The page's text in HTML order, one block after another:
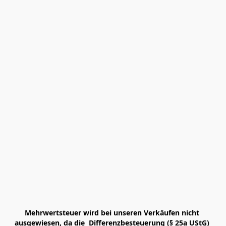
Mehrwertsteuer wird bei unseren Verkäufen nicht
ausgewiesen, da die  Differenzbesteuerung (§ 25a UStG)